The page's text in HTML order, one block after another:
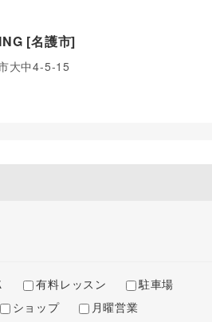
[名護市]
大中4-5-15
有料レッスン
駐車場
ショップ
月曜営業